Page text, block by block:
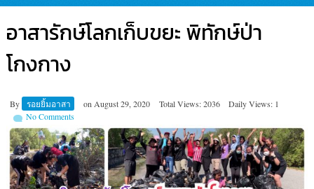
อาสารักษ์โลกเก็บขยะ พิทักษ์ป่า
โกงกาง
By รอยยิ้มอาสา on August 29, 2020 Total Views: 2036
Daily Views: 1
No Comments